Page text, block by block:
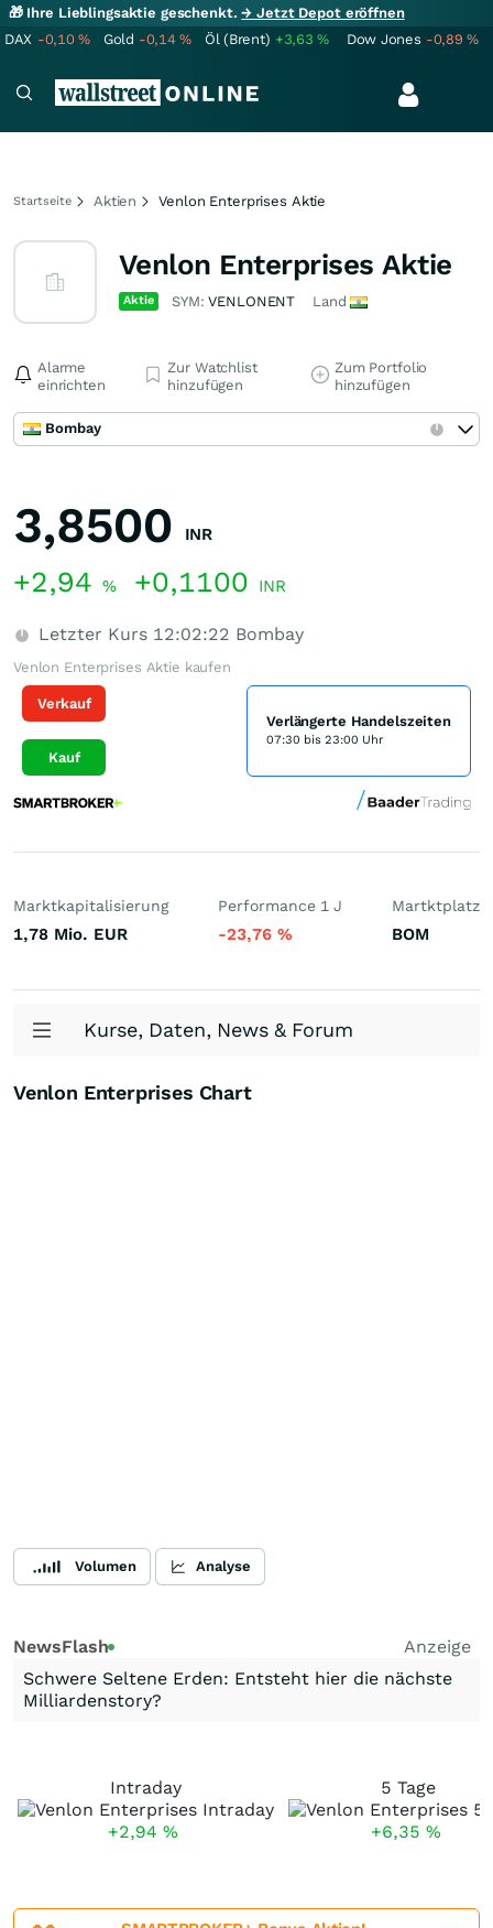
🎁 Ihre Lieblingsaktie geschenkt.→ Jetzt Depot eröffnen
DAX -0,10% Gold -0,14% Öl (Brent) +3,63% Dow Jones -0,89%
Startseite Aktien Venlon Enterprises Aktie
Venlon Enterprises Aktie
Aktie SYM:VENLONENT Land
Alarme
einrichten
Zur Watchlist
hinzufügen
Zum Portfolio
hinzufügen
Bombay
3,8500 INR
+2,94 % +0,1100 INR
Letzter Kurs 12:02:22 Bombay
Venlon Enterprises Aktie kaufen
Verkauf
Kauf
Verlängerte Handelszeiten
07:30 bis 23:00 Uhr
Marktkapitalisierung
1,78 Mio. EUR
Performance 1 J
-23,76 %
Martktplatz
BOM
Kurse, Daten, News & Forum
Venlon Enterprises Chart
Volumen Analyse
NewsFlash
Anzeige
Schwere Seltene Erden: Entsteht hier die nächste
Milliardenstory?
Intraday
+2,94 %
5 Tage
+6,35 %